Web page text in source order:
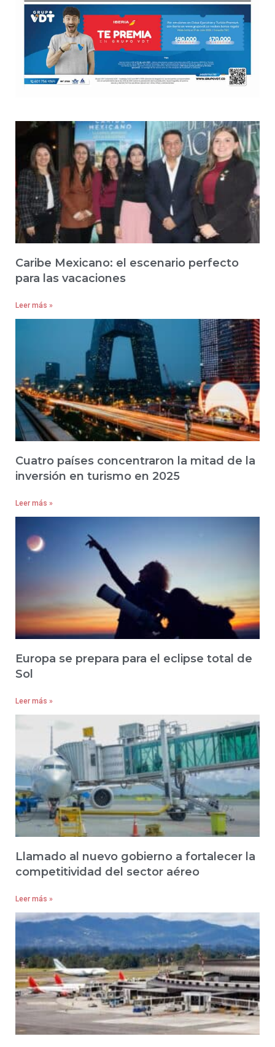
Caribe Mexicano: el escenario perfecto
para las vacaciones
Leer más »
Cuatro países concentraron la mitad de la
inversión en turismo en 2025
Leer más »
Europa se prepara para el eclipse total de
Sol
Leer más »
Llamado al nuevo gobierno a fortalecer la
competitividad del sector aéreo
Leer más »